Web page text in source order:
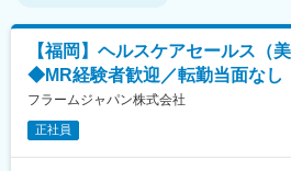
【福岡】ヘルスケアセールス（
◆MR経験者歓迎／転勤当面なし
フラームジャパン株式会社
正社員